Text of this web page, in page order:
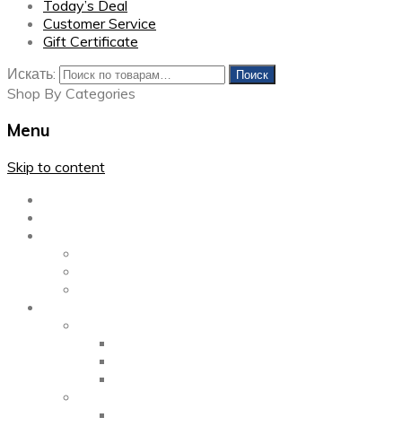
Today’s Deal
Customer Service
Gift Certificate
Искать:
Поиск
Shop By Categories
Menu
Skip to content